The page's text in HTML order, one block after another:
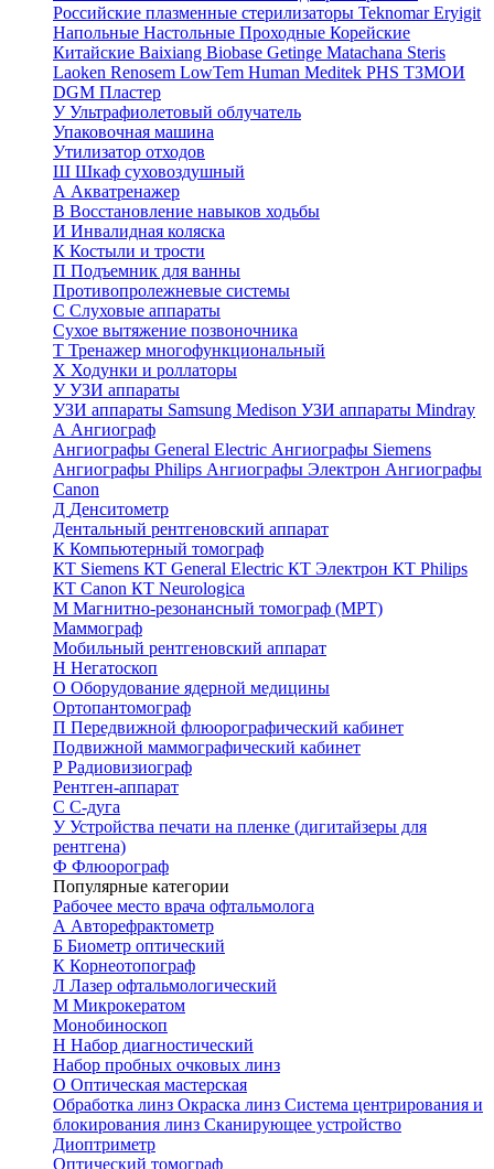
Российские плазменные стерилизаторы TeknomarEryigit
Напольные Настольные Проходные Корейские
Китайские Baixiang Biobase Getinge Matachana Steris
Laoken Renosem LowTem Human Meditek PHS ТЗМОИ
DGM Пластер
УУльтрафиолетовый облучатель
Упаковочная машина
Утилизатор отходов
Ш Шкаф суховоздушный
А Акватренажер
В Восстановление навыков ходьбы
И Инвалидная коляска
К Костыли и трости
П Подъемник для ванны
Противопролежневые системы
С Слуховые аппараты
Сухое вытяжение позвоночника
Т Тренажер многофункциональный
Х Ходунки и роллаторы
УУЗИ аппараты
УЗИ аппараты Samsung Medison УЗИ аппараты Mindray
А Ангиограф
Ангиографы General Electric Ангиографы Siemens
Ангиографы Philips Ангиографы Электрон Ангиографы
Canon
Д Денситометр
Дентальный рентгеновский аппарат
К Компьютерный томограф
КТ Siemens КТ General Electric КТ Электрон КТ Philips
КТ Canon КТ Neurologica
М Магнитно-резонансный томограф (МРТ)
Маммограф
Мобильный рентгеновский аппарат
Н Негатоскоп
О Оборудование ядерной медицины
Ортопантомограф
П Передвижной флюорографический кабинет
Подвижной маммографический кабинет
Р Радиовизиограф
Рентген-аппарат
С С-дуга
УУстройства печати на пленке (дигитайзеры для
рентгена)
Ф Флюорограф
Популярные категории
Рабочее место врача офтальмолога
А Авторефрактометр
Б Биометр оптический
К Корнеотопограф
Л Лазер офтальмологический
М Микрокератом
Монобиноскоп
Н Набор диагностический
Набор пробных очковых линз
О Оптическая мастерская
Обработка линз Окраска линз Система центрирования и
блокирования линз Сканирующее устройство
Диоптриметр
Оптический томограф